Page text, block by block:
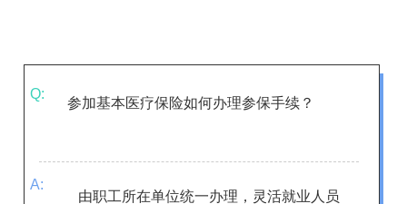
Q:
参加基本医疗保险如何办理参保手续？
A:
由职工所在单位统一办理，灵活就业人员